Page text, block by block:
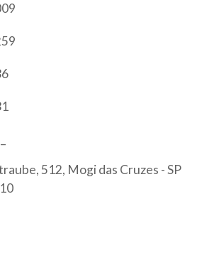
512, Mogi das Cruzes - SP